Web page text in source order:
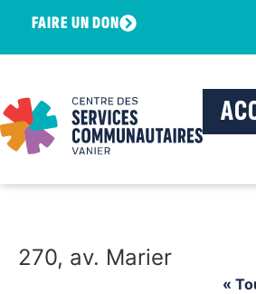
FAIRE UN DON
270, av. Marier
«